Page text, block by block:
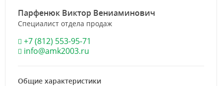
Парфенюк Виктор Вениаминович
Специалист отдела продаж
+7 (812) 553-95-71
info@amk2003.ru
Общие характеристики